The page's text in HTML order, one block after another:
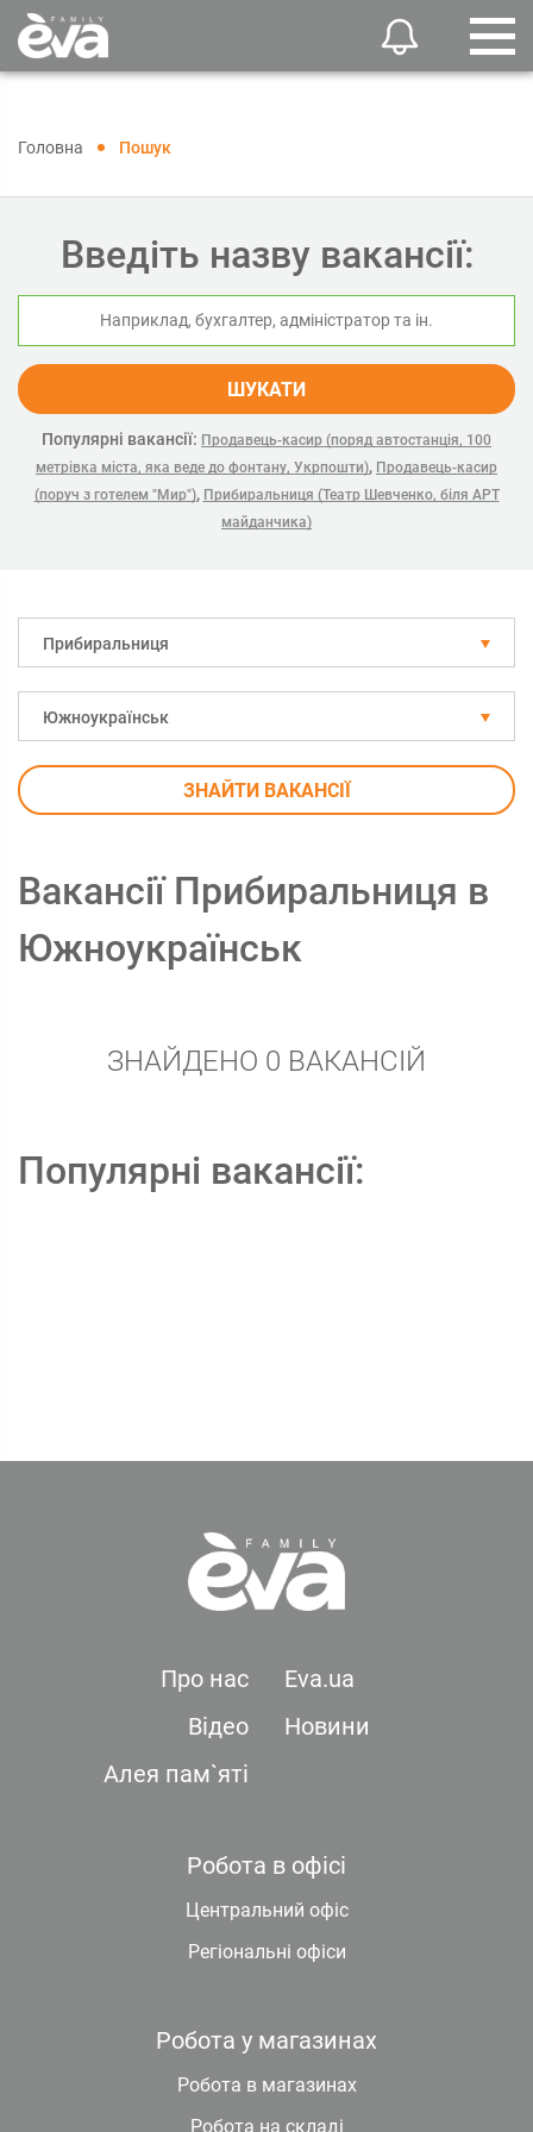
Головна Пошук
Введіть назву вакансії:
ШУКАТИ
Популярні вакансії: Продавець-касир (поряд автостанція, 100
метрівка міста, яка веде до фонтану, Укрпошти), Продавець-касир
(поруч з готелем "Мир"), Прибиральниця (Театр Шевченко, біля АРТ
майданчика)
Прибиральниця
Южноукраїнськ
ЗНАЙТИ ВАКАНСІЇ
Вакансії Прибиральниця в
Южноукраїнськ
ЗНАЙДЕНО 0 ВАКАНСІЙ
Популярні вакансії:
Про нас
Eva.ua
Відео
Новини
Алея пам`яті
Робота в офісі
Центральний офіс
Регіональні офіси
Робота у магазинах
Робота в магазинах
Робота на складі